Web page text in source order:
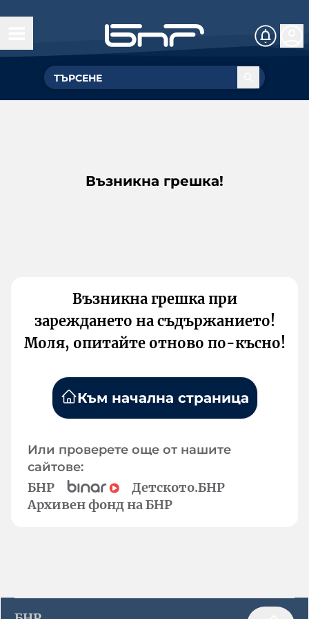
Възникна грешка!
Възникна грешка при
зареждането на съдържанието!
Моля, опитайте отново по-късно!
Към начална страница
Или проверете още от нашите
сайтове:
БНР
Детското.БНР
Архивен фонд на БНР